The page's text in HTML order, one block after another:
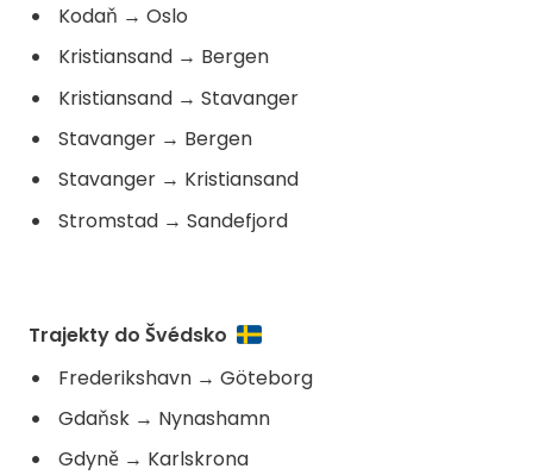
Kodaň → Oslo
Kristiansand → Bergen
Kristiansand → Stavanger
Stavanger → Bergen
Stavanger → Kristiansand
Stromstad → Sandefjord
Trajekty do Švédsko
Frederikshavn → Göteborg
Gdaňsk → Nynashamn
Gdyně → Karlskrona